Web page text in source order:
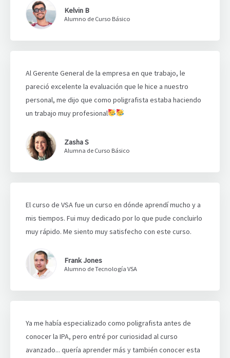
Kelvin B
Alumno de Curso Básico
Al Gerente General de la empresa en que trabajo, le
pareció excelente la evaluación que le hice a nuestro
personal, me dijo que como poligrafista estaba haciendo
un trabajo muy profesional
Zasha S
Alumna de Curso Básico
El curso de VSA fue un curso en dónde aprendí mucho y a
mis tiempos. Fui muy dedicado por lo que pude concluirlo
muy rápido. Me siento muy satisfecho con este curso.
Frank Jones
Alumno de Tecnología VSA
Ya me había especializado como poligrafista antes de
conocer la IPA, pero entré por curiosidad al curso
avanzado... quería aprender más y también conocer esta